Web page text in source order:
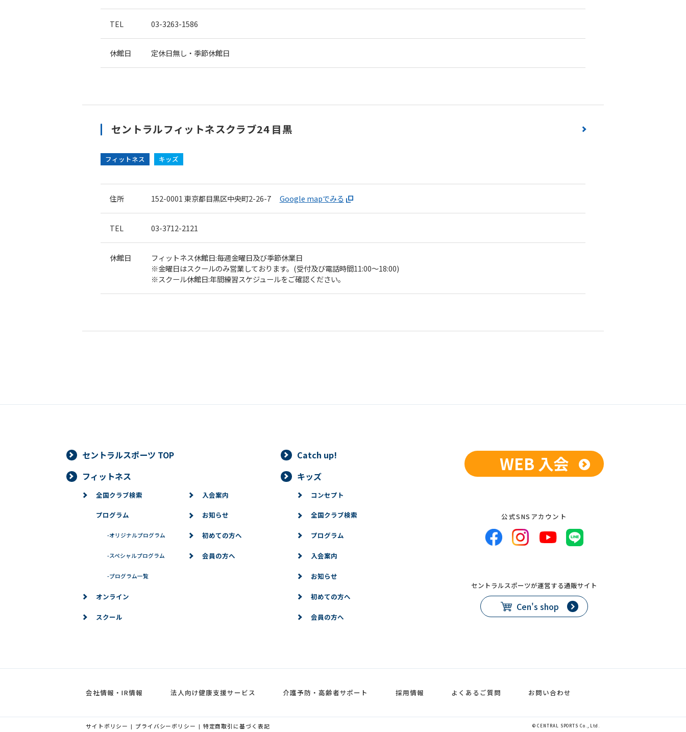
TEL 03-3263-1586
休館日 定休日無し・季節休館日
セントラルフィットネスクラブ24 目黒
フィットネス キッズ
住所 152-0001東京都目黒区中央町2-26-7 Google mapでみる
TEL 03-3712-2121
休館日
フィットネス休館日:毎週金曜日及び季節休業日
※金曜日はスクールのみ営業しております。(受付及び電話時間11:00〜18:00)
※スクール休館日:年間練習スケジュールをご確認ください。
Central Sports official website is
However, if you use an automatic
not be an accurate translation.
original content. We ask that you
Automatic translation start
セントラルスポーツ TOP
Catch up!
フィットネス
全国クラブ検索
プログラム
-オリジナルプログラム
-スペシャルプログラム
-プログラム一覧
オンライン
スクール
入会案内
お知らせ
初めての方へ
会員の方へ
キッズ
コンセプト
全国クラブ検索
プログラム
入会案内
お知らせ
初めての方へ
会員の方へ
WEB 入会
公式SNSアカウント
セントラルスポーツが運営する通販サイト
Cen's shop
会社情報・IR情報 法人向け健康支援サービス 介護予防・高齢者サポート 採用情報 よくあるご質問 お問い合わせ
サイトポリシー プライバシーポリシー 特定商取引に基づく表記 © CENTRAL SPORTS Co., Ltd.